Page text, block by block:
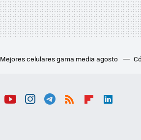
Mejores celulares gama media agosto